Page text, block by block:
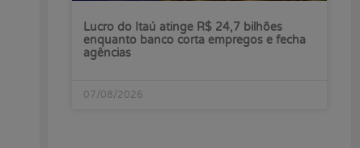
Lucro do Itaú atinge R$ 24,7 bilhões
enquanto banco corta empregos e fecha
agências
07/08/2026